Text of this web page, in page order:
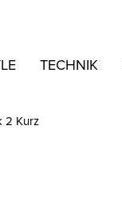
TECHNIK
2 Kurz